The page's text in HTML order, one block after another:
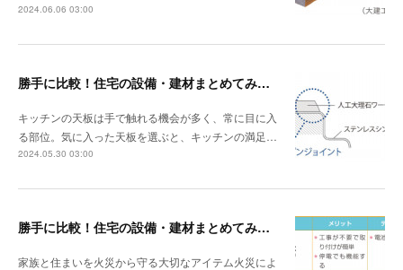
2024.06.06 03:00
勝手に比較！住宅の設備・建材まとめてみました！～キッチン天板の素材編
キッチンの天板は手で触れる機会が多く、常に目に入
る部位。気に入った天板を選ぶと、キッチンの満足…
2024.05.30 03:00
勝手に比較！住宅の設備・建材まとめてみました！～火災警報器編
家族と住まいを火災から守る大切なアイテム火災によ